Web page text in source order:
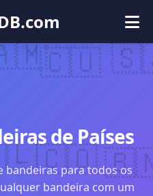
países
de Países
bandeiras para todos os
bandeira com um
🇨🇺
🇨🇴